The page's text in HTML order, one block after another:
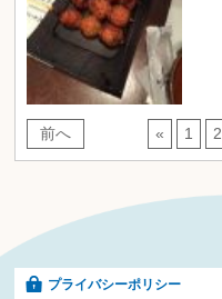
前へ « 1 2
プライバシーポリシー